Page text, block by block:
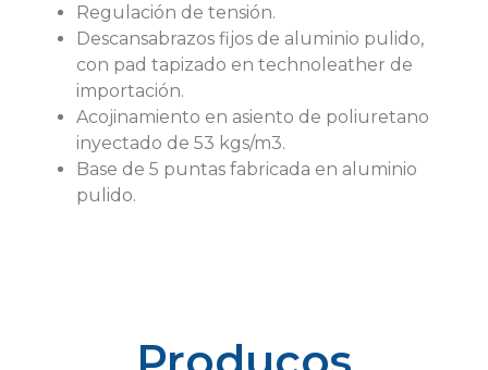
Regulación de tensión.
Descansabrazos fijos de aluminio pulido,
con pad tapizado en technoleather de
importación.
Acojinamiento en asiento de poliuretano
inyectado de 53 kgs/m3.
Base de 5 puntas fabricada en aluminio
pulido.